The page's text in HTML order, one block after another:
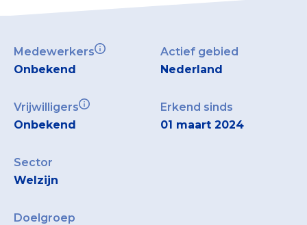
Medewerkers
Onbekend
Actief gebied
Nederland
Vrijwilligers
Onbekend
Erkend sinds
01 maart 2024
Sector
Welzijn
Doelgroep